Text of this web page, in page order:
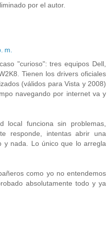
por el autor.
m.
"curioso": tres equipos Dell,
Tienen los drivers oficiales
(válidos para Vista y 2008)
navegando por internet va y
local funciona sin problemas,
responde, intentas abrir una
y nada. Lo único que lo arregla
como yo no entendemos
absolutamente todo y ya